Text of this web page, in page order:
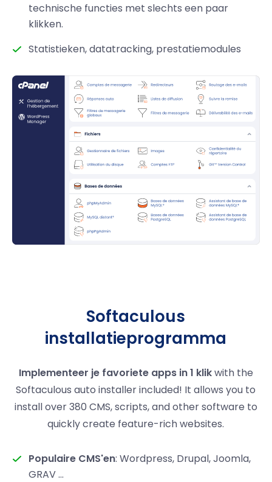
technische functies met slechts een paar
klikken.
Statistieken, datatracking, prestatiemodules
Softaculous
installatieprogramma
Implementeer je favoriete apps in 1 klikwith the
Softaculous auto installer included! It allows you to
install over 380 CMS, scripts, and other software to
quickly create feature-rich websites.
Populaire CMS'en: Wordpress, Drupal, Joomla,
GRAV ...